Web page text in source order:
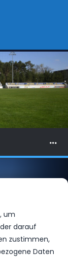
um
darauf
zustimmen,
Daten